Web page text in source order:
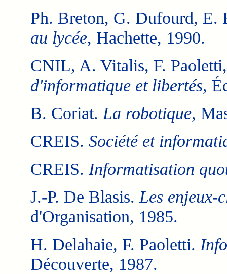
Ph. Breton, G. Dufourd, E.
au lycée, Hachette, 1990.
CNIL, A. Vitalis, F.
d'informatique et libertés,
B. Coriat. La robotique,
CREIS. Société et
CREIS. Informatisation
J.-P. De Blasis. Les enjeux-
d'Organisation, 1985.
H. Delahaie, F. Paoletti.
Découverte, 1987.